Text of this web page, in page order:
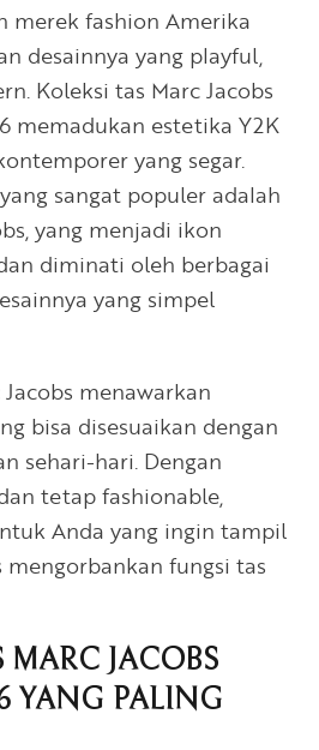
merek fashion Amerika
desainnya yang playful,
Koleksi tas Marc Jacobs
memadukan estetika Y2K
yang segar.
sangat populer adalah
yang menjadi ikon
diminati oleh berbagai
yang simpel
menawarkan
bisa disesuaikan dengan
sehari-hari. Dengan
tetap fashionable,
Anda yang ingin tampil
fungsi tas
MARC JACOBS
YANG PALING